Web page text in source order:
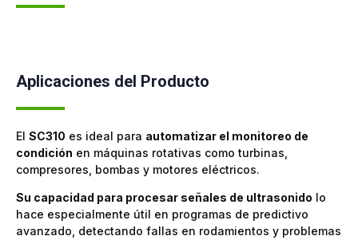
Aplicaciones del Producto
El SC310 es ideal para automatizar el monitoreo de
condición en máquinas rotativas como turbinas,
compresores, bombas y motores eléctricos.
Su capacidad para procesar señales de ultrasonido lo
hace especialmente útil en programas de predictivo
avanzado, detectando fallas en rodamientos y problemas